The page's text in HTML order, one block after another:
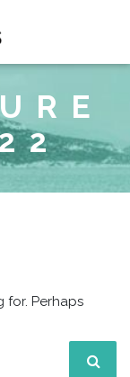
for. Perhaps